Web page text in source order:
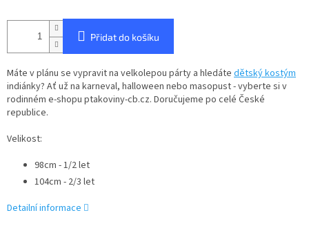
Přidat do košíku
Máte v plánu se vypravit na velkolepou párty a hledáte dětský kostým
indiánky? Ať už na karneval, halloween nebo masopust - vyberte si v
rodinném e-shopu ptakoviny-cb.cz. Doručujeme po celé České
republice.
Velikost:
98cm - 1/2 let
104cm - 2/3 let
Detailní informace